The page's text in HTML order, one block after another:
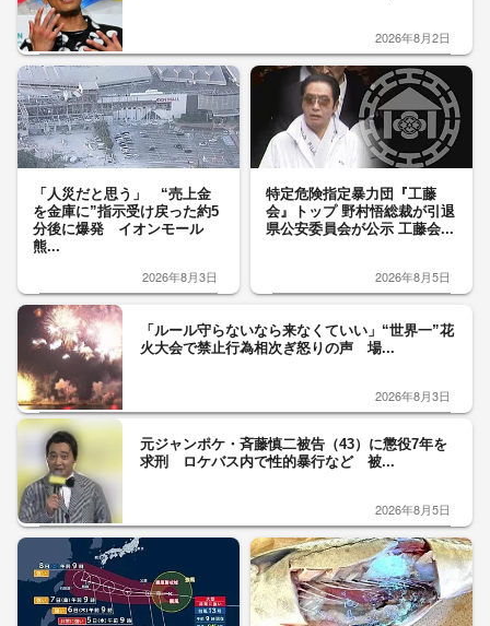
2026年8月2日
「人災だと思う」 “売上金
を金庫に”指示受け戻った約5
分後に爆発 イオンモール
熊...
2026年8月3日
特定危険指定暴力団『工藤
会』トップ 野村悟総裁が引退
県公安委員会が公示 工藤会...
2026年8月5日
「ルール守らないなら来なくていい」“世界一”花
火大会で禁止行為相次ぎ怒りの声 場...
2026年8月3日
元ジャンポケ・斉藤慎二被告（43）に懲役7年を
求刑 ロケバス内で性的暴行など 被...
2026年8月5日